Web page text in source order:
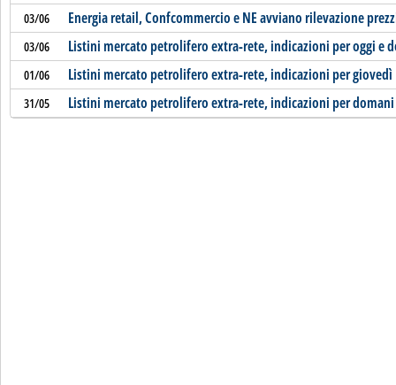
03/06 Energia retail, Confcommercio e NE avviano rilevazione
03/06 Listini mercato petrolifero extra-rete, indicazioni per oggi e
01/06 Listini mercato petrolifero extra-rete, indicazioni per giovedì
31/05 Listini mercato petrolifero extra-rete, indicazioni per domani